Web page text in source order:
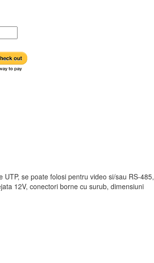
se poate folosi pentru video si/sau RS-485,
12V, conectori borne cu surub, dimensiuni